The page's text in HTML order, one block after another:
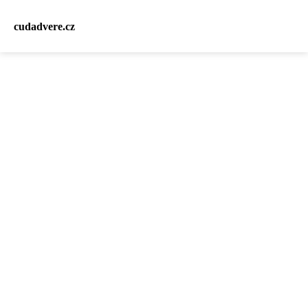
cudadvere.cz